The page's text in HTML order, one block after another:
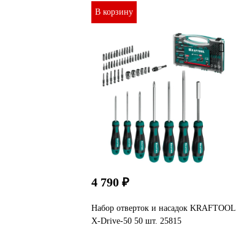
В корзину
4 790 ₽
Набор отверток и насадок KRAFTOOL
X-Drive-50 50 шт. 25815